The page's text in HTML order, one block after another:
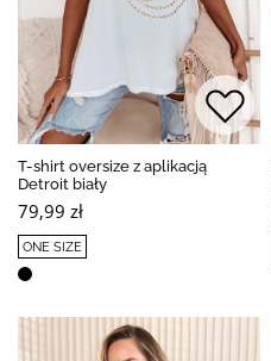
T-shirt oversize z aplikacją
Detroit biały
79,99 zł
ONE SIZE